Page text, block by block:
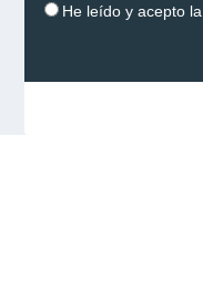
He leído y acepto la